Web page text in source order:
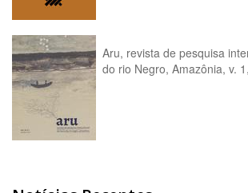
Aru, revista de pesquisa
do rio Negro, Amazônia, v.